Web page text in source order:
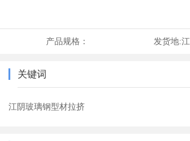
产品规格： 发货地:
关键词
江阴玻璃钢型材拉挤